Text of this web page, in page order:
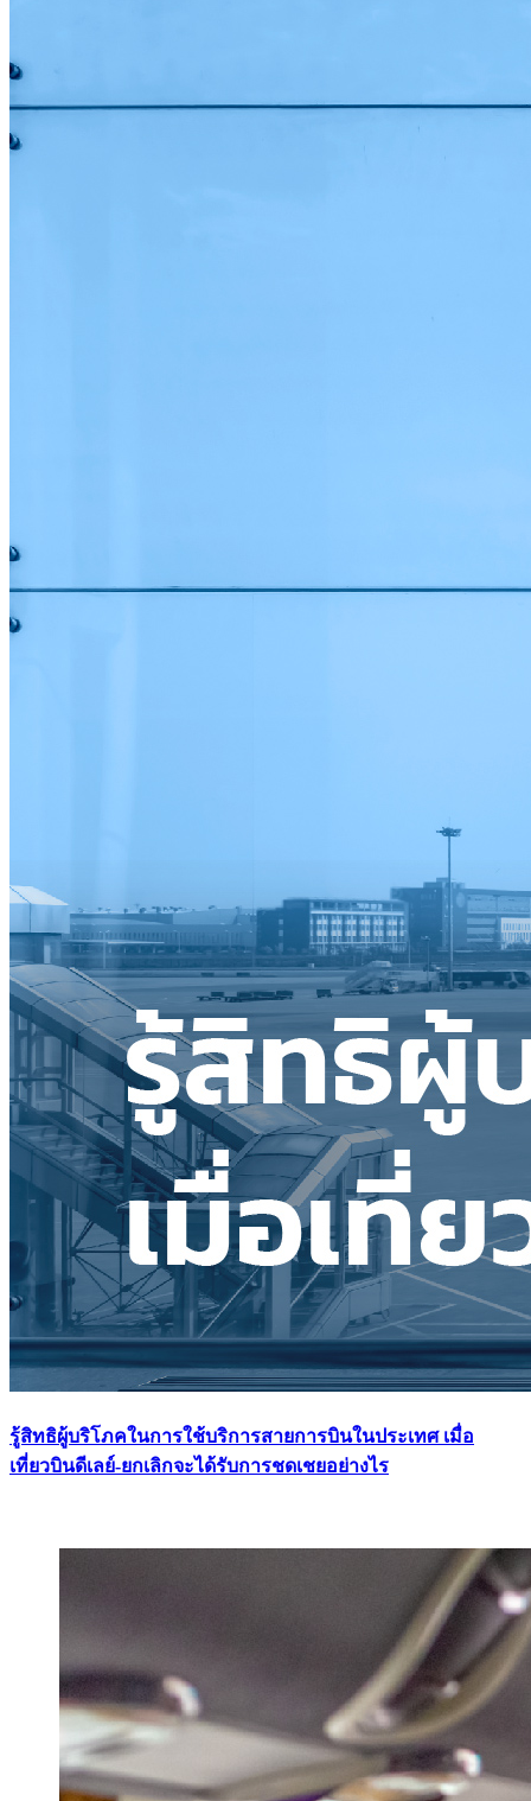
รู้สิทธิผู้บริโภคในการใช้บริการสายการบินในประเทศ เมื่อ
เที่ยวบินดีเลย์-ยกเลิกจะได้รับการชดเชยอย่างไร